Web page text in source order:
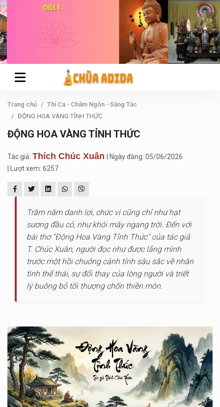
Trang chủ
Thi Ca - Châm Ngôn - Sáng Tác
ĐỘNG HOA VÀNG TỈNH THỨC
ĐỘNG HOA VÀNG TỈNH THỨC
Tác giả: Thích Chúc Xuân
| Ngày đăng: 05/06/2026
| Lượt xem: 6257
Trăm năm danh lợi, chức vị cũng chỉ như hạt
sương đầu cỏ, như khói mây ngang trời. Đến với
bài thơ "Động Hoa Vàng Tỉnh Thức" của tác giả
T. Chúc Xuân, người đọc như được lắng mình
trước một hồi chuông cảnh tỉnh sâu sắc về nhân
tình thế thái, sự đổi thay của lòng người và triết
lý buông bỏ tối thượng chốn thiền môn.